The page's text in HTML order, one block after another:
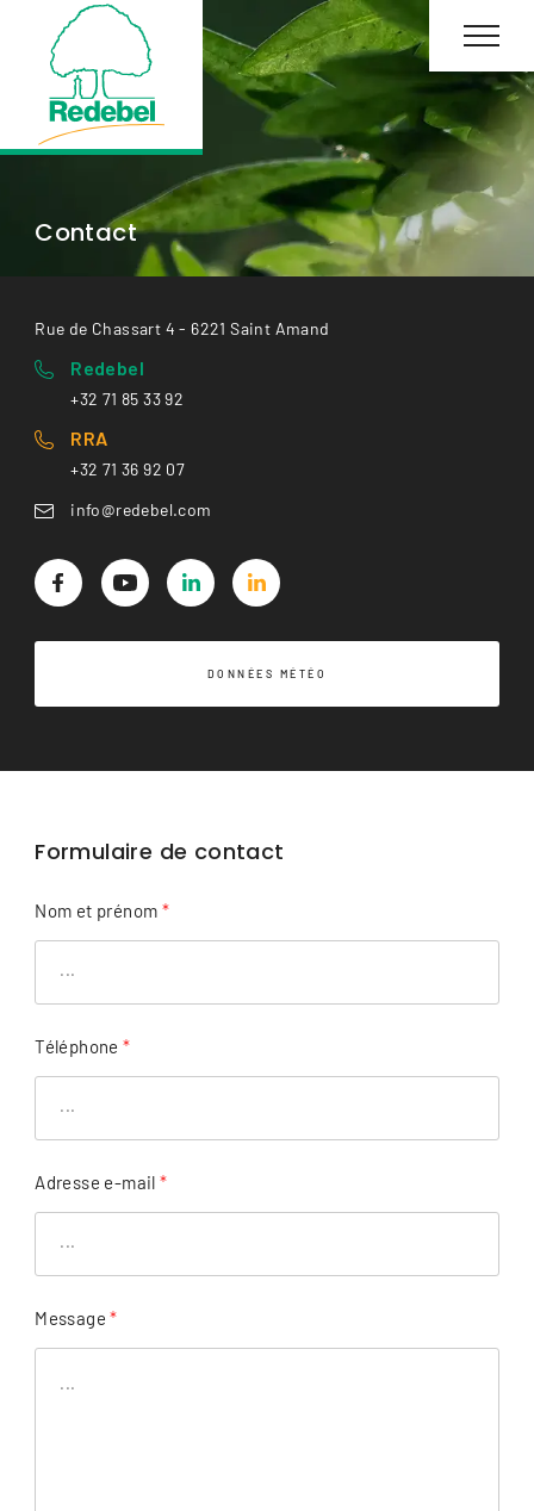
Contact
Rue de Chassart 4 - 6221 Saint Amand
Redebel
+32 71 85 33 92
RRA
+32 71 36 92 07
info@redebel.com
DONNÉES MÉTÉO
Formulaire de contact
Nom et prénom *
Téléphone*
Adresse e-mail*
Message*